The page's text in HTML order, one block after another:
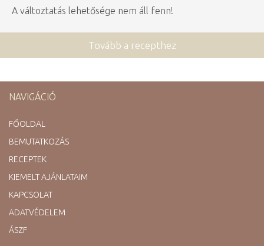
A változtatás lehetősége nem áll fenn!
Tovább a recepthez
NAVIGÁCIÓ
FŐOLDAL
BEMUTATKOZÁS
RECEPTEK
KIEMELT AJÁNLATAIM
KAPCSOLAT
ADATVÉDELEM
ÁSZF